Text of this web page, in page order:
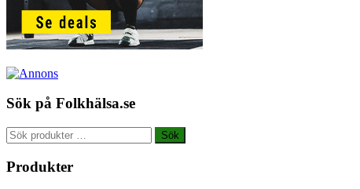
Sök på Folkhälsa.se
Sök
efter:
Sök
Produkter